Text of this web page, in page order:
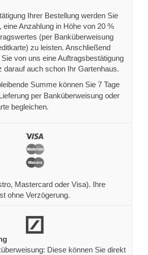
Ihrer Bestellung werden Sie
eine Anzahlung in Höhe von 20 %
(per Banküberweisung
zu leisten. Anschließend
von uns eine Auftragsbestätigung
darauf auch schon Ihr Gartenhaus.
Summe können Sie 7 Tage
per Banküberweisung oder
begleichen.
Mastercard oder Visa). Ihre
ohne Verzögerung.
Diese können Sie direkt